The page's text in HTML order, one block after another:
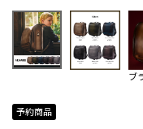
ブ
予約商品